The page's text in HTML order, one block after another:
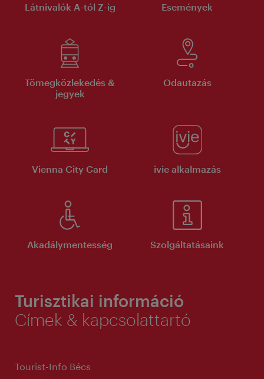
Látnivalók A-tól Z-ig Események
Tömegközlekedés &
jegyek
Odautazás
Vienna City Card ivie alkalmazás
Akadálymentesség Szolgáltatásaink
Turisztikai információ
Címek & kapcsolattartó
Tourist-Info Bécs